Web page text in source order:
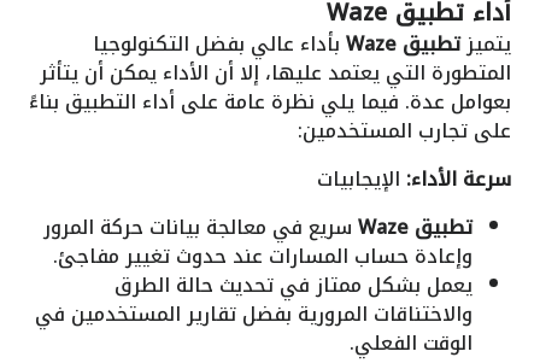
أداء تطبيق Waze
يتميزتطبيق Waze بأداء عالي بفضل التكنولوجيا
المتطورة التي يعتمد عليها، إلا أن الأداء يمكن أن يتأثر
بعوامل عدة. فيما يلي نظرة عامة على أداء التطبيق بناءً
على تجارب المستخدمين:
سرعة الأداء: الإيجابيات
تطبيق Waze
سريع في معالجة بيانات حركة المرور
وإعادة حساب المسارات عند حدوث تغيير مفاجئ.
يعمل بشكل ممتاز في تحديث حالة الطرق
والاختناقات المرورية بفضل تقارير المستخدمين في
الوقت الفعلي.